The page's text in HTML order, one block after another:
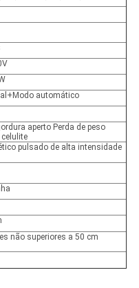
automático
aperto Perda de peso
celulite
pulsado de alta intensidade
não superiores a 50 cm